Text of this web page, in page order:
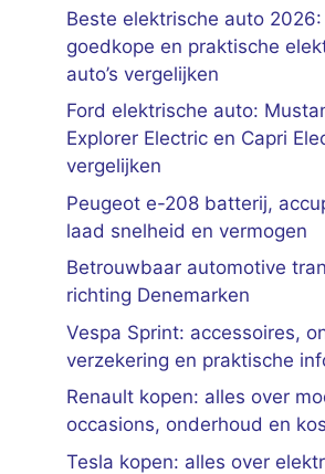
Beste elektrische auto
goedkope en praktische
auto’s vergelijken
Ford elektrische auto:
Explorer Electric en Capri
vergelijken
Peugeot e-208 batterij,
laad snelheid en vermogen
Betrouwbaar automotive
richting Denemarken
Vespa Sprint: accessoires,
verzekering en praktische
Renault kopen: alles over
occasions, onderhoud en
Tesla kopen: alles over